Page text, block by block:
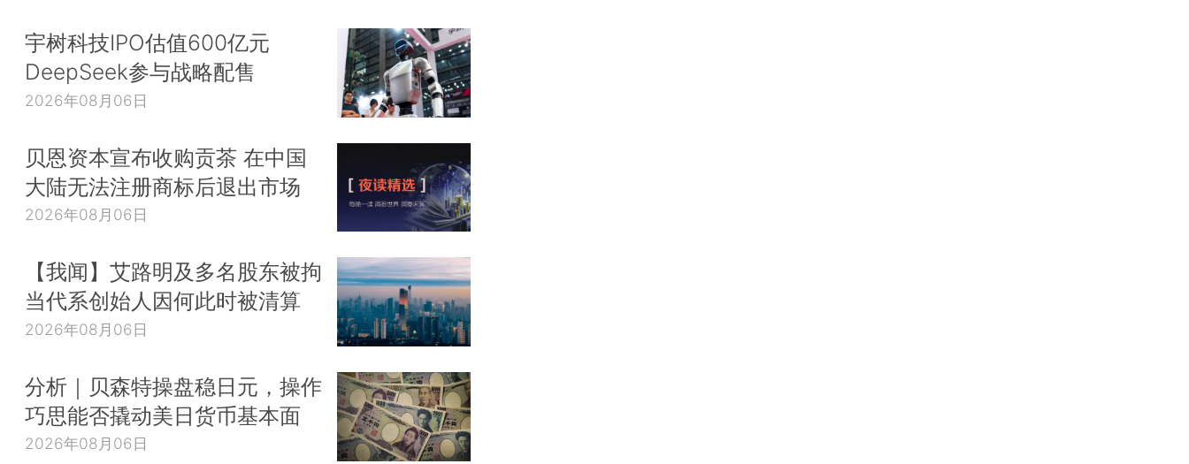
宇树科技IPO估值600亿元
DeepSeek参与战略配售
2026年08月06日
贝恩资本宣布收购贡茶 在中国
大陆无法注册商标后退出市场
2026年08月06日
【我闻】艾路明及多名股东被拘
当代系创始人因何此时被清算
2026年08月06日
分析｜贝森特操盘稳日元，操作
巧思能否撬动美日货币基本面
2026年08月06日